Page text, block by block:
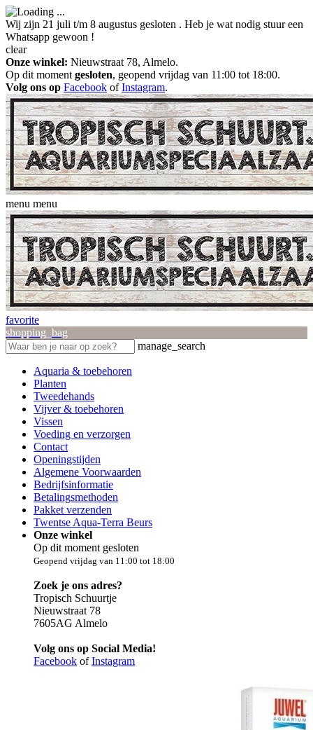
Wij zijn 21 juli t/m 8 augustus gesloten . Heb je wat nodig stuur een
Whatsapp gewoon !
clear
Onze winkel: Nieuwstraat 78, Almelo.
Op dit moment gesloten, geopend vrijdag van 11:00 tot 18:00.
Volg ons op Facebook ofInstagram.
menu menu
favorite
shopping_bag
manage_search
Aquaria & toebehoren
Planten
Tweedehands
Vijver & toebehoren
Vissen
Voeding en verzorgen
Contact
Openingstijden
Algemene Voorwaarden
Bedrijfsinformatie
Betalingsmethoden
Pakket verzenden
Twentse Aqua-Terra Beurs
Onze winkel
Op dit moment gesloten
Geopend vrijdag van 11:00 tot 18:00
Zoek je ons adres?
Tropisch Schuurtje
Nieuwstraat 78
7605AG Almelo
Volg ons op Social Media!
Facebook ofInstagram